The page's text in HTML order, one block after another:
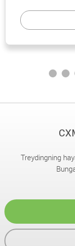
Treydingning